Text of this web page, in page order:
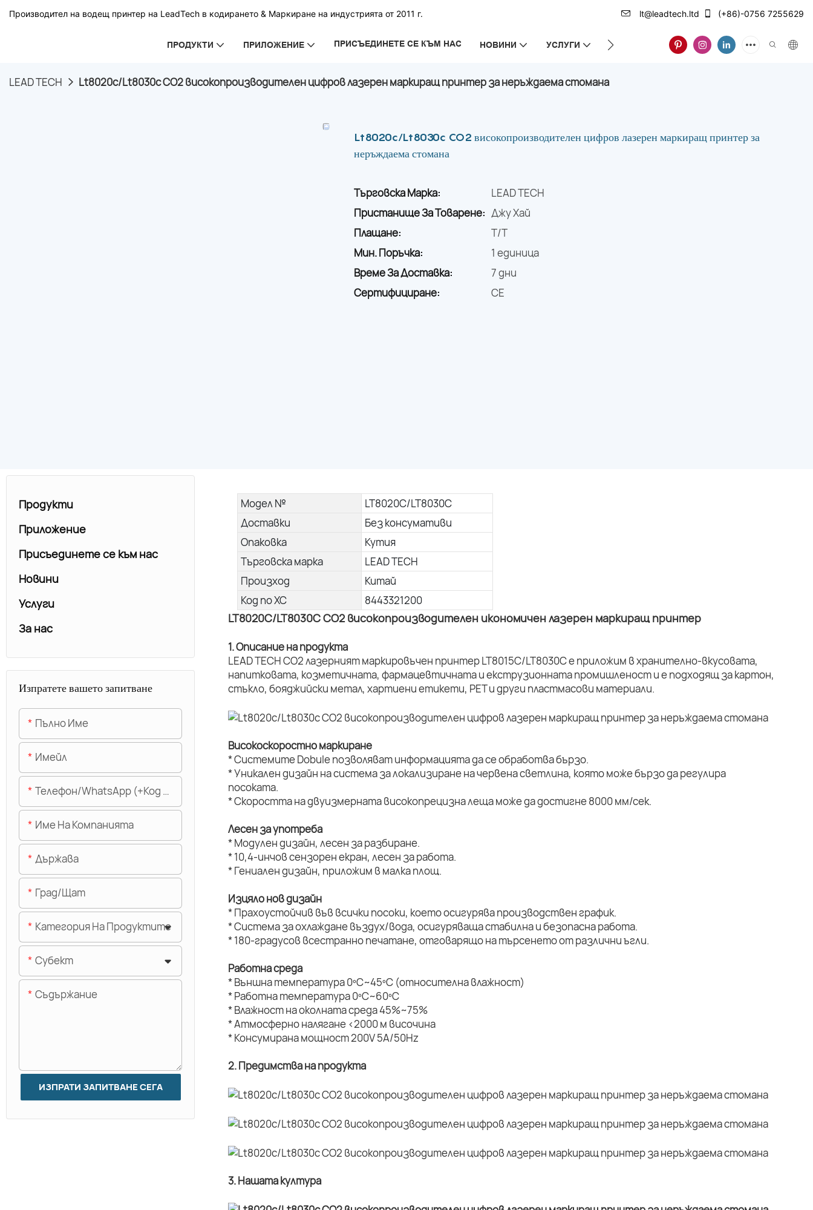
Производител на водещ принтер на LeadTech в кодирането & Маркиране на индустрията от 2011 г. lt@leadtech.ltd (+86)-0756 7255629
ПРОДУКТИ ПРИЛОЖЕНИЕ ПРИСЪЕДИНЕТЕ СЕ КЪМ НАС НОВИНИ УСЛУГИ ЗА НАС
LEAD TECH Lt8020c/Lt8030c CO2 високопроизводителен цифров лазерен маркиращ принтер за неръждаема стомана
Lt8020c/Lt8030c CO2 високопроизводителен цифров лазерен маркиращ принтер за
неръждаема стомана
Търговска Марка:
LEAD TECH
Пристанище За Товарене: Джу Хай
Плащане:
T/T
Мин. Поръчка:
1 единица
Време За Доставка:
7 дни
Сертифициране:
CE
Модел №
LT8020C/LT8030C
Доставки
Без консумативи
Опаковка
Кутия
Търговска марка
LEAD TECH
Произход
Китай
Код по ХС
8443321200
LT8020C/LT8030C CO2 високопроизводителен икономичен лазерен маркиращ принтер
1. Описание на продукта
LEAD TECH CO2 лазерният маркировъчен принтер LT8015C/LT8030C е приложим в хранително-вкусовата,
напитковата, козметичната, фармацевтичната и екструзионната промишленост и е подходящ за картон,
стъкло, бояджийски метал, хартиени етикети, PET и други пластмасови материали.
Високоскоростно маркиране
* Системите Dobule позволяват информацията да се обработва бързо.
* Уникален дизайн на система за локализиране на червена светлина, която може бързо да регулира
посоката.
* Скоростта на двуизмерната високопрецизна леща може да достигне 8000 мм/сек.
Лесен за употреба
* Модулен дизайн, лесен за разбиране.
* 10,4-инчов сензорен екран, лесен за работа.
* Гениален дизайн, приложим в малка площ.
Изцяло нов дизайн
* Прахоустойчив във всички посоки, което осигурява производствен график.
* Система за охлаждане въздух/вода, осигуряваща стабилна и безопасна работа.
* 180-градусов всестранно печатане, отговарящо на търсенето от различни ъгли.
Работна среда
* Външна температура 0ºC~45ºC (относителна влажност)
* Работна температура 0ºC~60ºC
* Влажност на околната среда 45%~75%
* Атмосферно налягане <2000 м височина
* Консумирана мощност 200V 5A/50Hz
2. Предимства на продукта
3. Нашата култура
Продукти
Приложение
Присъединете се към нас
Новини
Услуги
За нас
Изпратете вашето запитване
Пълно Име
Имейл
Телефон/WhatsApp (+Код На Областта)
Име На Компанията
Държава
Град/щат
Категория На Продуктите
Субект
Съдържание
ИЗПРАТИ ЗАПИТВАНЕ СЕГА